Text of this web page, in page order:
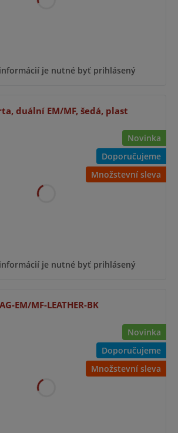
je nutné byť prihlásený
Novinka
Doporučujeme
Množstevní sleva
duální EM/MF, šedá, plast
je nutné byť prihlásený
Novinka
Doporučujeme
Množstevní sleva
EM/MF-LEATHER-BK